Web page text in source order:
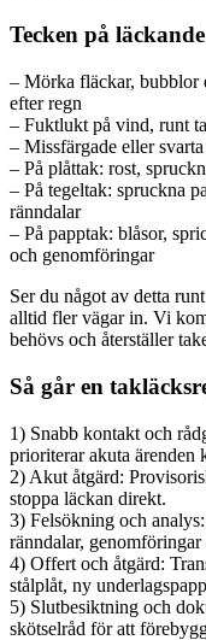
Tecken på
– Mörka fläckar, bubblor
efter regn
– Fuktlukt på vind, runt
– Missfärgade eller
– På plåttak: rost,
– På tegeltak: spruckna
ränndalar
– På papptak: blåsor,
och genomföringar
Ser du något av detta
alltid fler vägar in. Vi
behövs och återställer
Så går en
1) Snabb kontakt och
prioriterar akuta ärenden
2) Akut åtgärd:
stoppa läckan direkt.
3) Felsökning och
ränndalar,
4) Offert och åtgärd:
stålplåt, ny
5) Slutbesiktning och
skötselråd för att